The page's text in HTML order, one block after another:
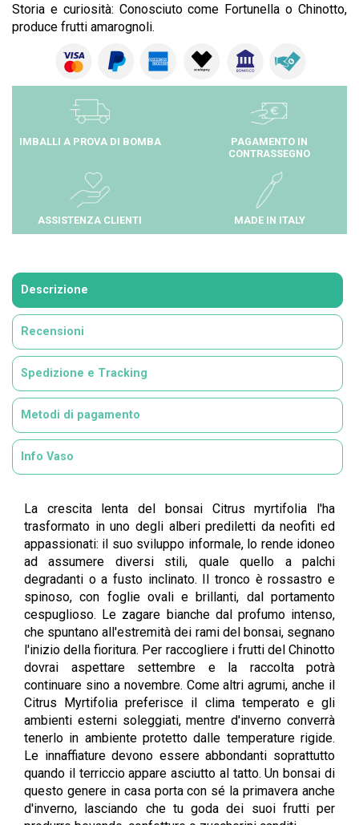
Storia e curiosità: Conosciuto come Fortunella o Chinotto,
produce frutti amarognoli.
IMBALLI A PROVA DI BOMBA
PAGAMENTO IN
CONTRASSEGNO
ASSISTENZA CLIENTI MADE IN ITALY
Descrizione
Recensioni
Spedizione e Tracking
Metodi di pagamento
Info Vaso
La crescita lenta del bonsai Citrus myrtifolia l'ha
trasformato in uno degli alberi prediletti da neofiti ed
appassionati: il suo sviluppo informale, lo rende idoneo
ad assumere diversi stili, quale quello a palchi
degradanti o a fusto inclinato. Il tronco è rossastro e
spinoso, con foglie ovali e brillanti, dal portamento
cespuglioso. Le zagare bianche dal profumo intenso,
che spuntano all'estremità dei rami del bonsai, segnano
l'inizio della fioritura. Per raccogliere i frutti del Chinotto
dovrai aspettare settembre e la raccolta potrà
continuare sino a novembre. Come altri agrumi, anche il
Citrus Myrtifolia preferisce il clima temperato e gli
ambienti esterni soleggiati, mentre d'inverno converrà
tenerlo in ambiente protetto dalle temperature rigide.
Le innaffiature devono essere abbondanti soprattutto
quando il terriccio appare asciutto al tatto. Un bonsai di
questo genere in casa porta con sé la primavera anche
d'inverno, lasciando che tu goda dei suoi frutti per